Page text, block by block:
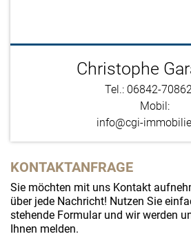
Christophe
Tel.: 06842-
Mobil:
info@cgi-
KONTAKTANFRAGE
Sie möchten mit uns Kontakt
über jede Nachricht! Nutzen Sie
stehende Formular und wir werden
Ihnen melden.